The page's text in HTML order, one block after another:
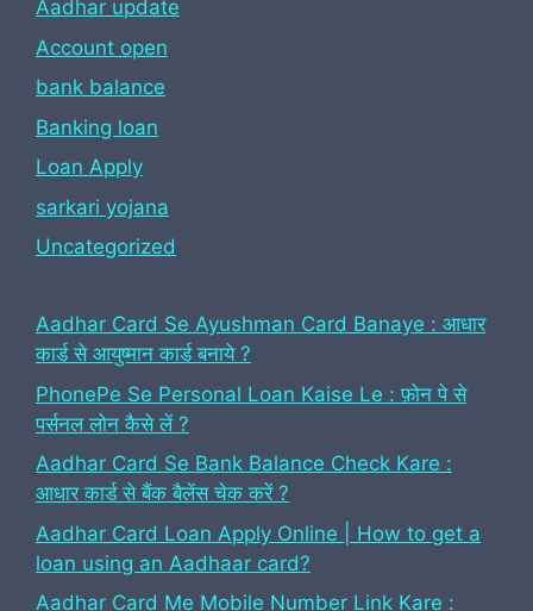
Aadhar update
Account open
bank balance
Banking loan
Loan Apply
sarkari yojana
Uncategorized
Aadhar Card Se Ayushman Card Banaye : आधार
कार्ड से आयुष्मान कार्ड बनाये ?
PhonePe Se Personal Loan Kaise Le : फ़ोन पे से
पर्सनल लोन कैसे लें ?
Aadhar Card Se Bank Balance Check Kare :
आधार कार्ड से बैंक बैलेंस चेक करें ?
Aadhar Card Loan Apply Online | How to get a
loan using an Aadhaar card?
Aadhar Card Me Mobile Number Link Kare :